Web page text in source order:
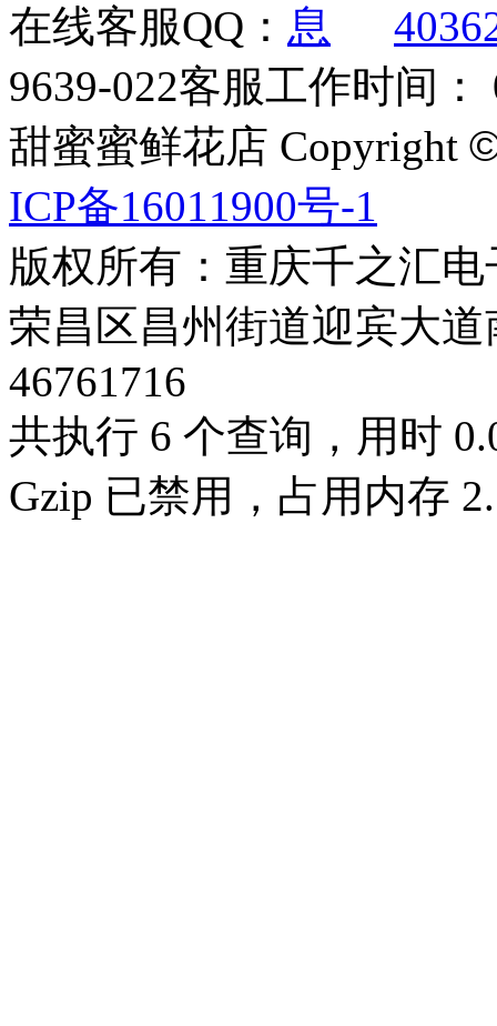
在线客服QQ：
9639-022客服工作时间：
甜蜜蜜鲜花店 Copyright
ICP备16011900号-1
版权所有：重庆千之汇
荣昌区昌州街道迎宾大道
46761716
共执行 6 个查询，用时
Gzip 已禁用，占用内存